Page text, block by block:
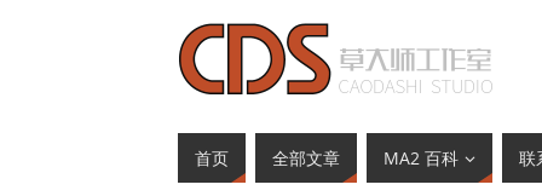
首页 全部文章 MA2 百科 联